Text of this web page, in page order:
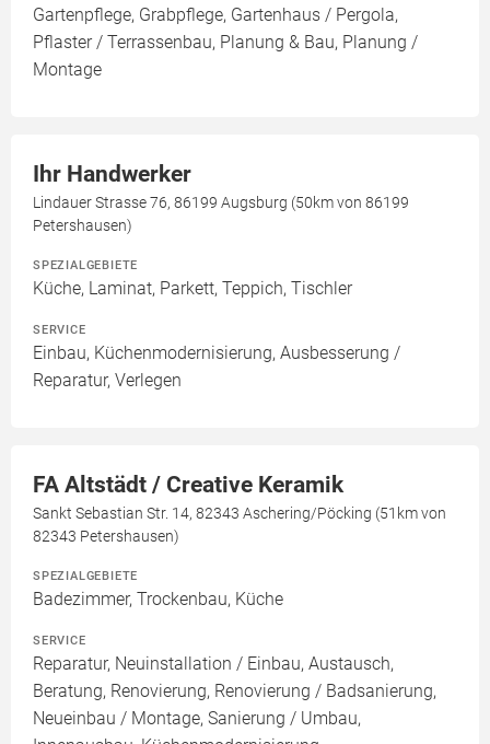
Gartenpflege, Grabpflege, Gartenhaus / Pergola,
Pflaster / Terrassenbau, Planung & Bau, Planung /
Montage
Ihr Handwerker
Lindauer Strasse 76, 86199 Augsburg (50km von 86199
Petershausen)
SPEZIALGEBIETE
Küche, Laminat, Parkett, Teppich, Tischler
SERVICE
Einbau, Küchenmodernisierung, Ausbesserung /
Reparatur, Verlegen
FA Altstädt / Creative Keramik
Sankt Sebastian Str. 14, 82343 Aschering/Pöcking (51km von
82343 Petershausen)
SPEZIALGEBIETE
Badezimmer, Trockenbau, Küche
SERVICE
Reparatur, Neuinstallation / Einbau, Austausch,
Beratung, Renovierung, Renovierung / Badsanierung,
Neueinbau / Montage, Sanierung / Umbau,